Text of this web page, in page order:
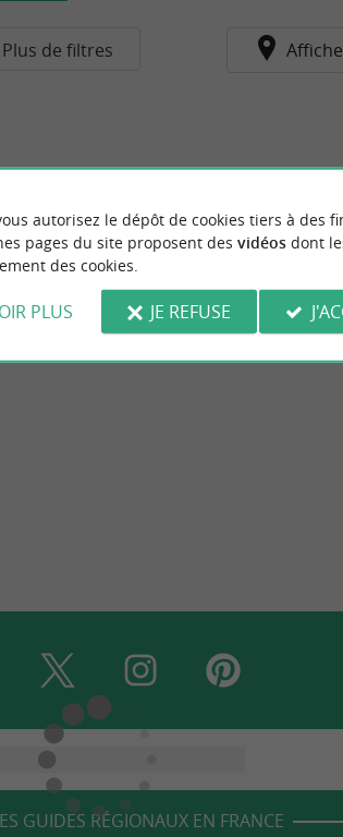
Plus de filtres
GUIDES RÉGIONAUX EN FRANCE
autorisez le dépôt de cookies tiers à des
pages du site proposent des vidéosdont
des cookies.
PLUS JE REFUSE